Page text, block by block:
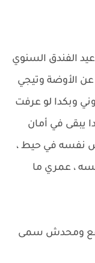
الفندق السنوي
عن الأوضة وتيجي
وبكدا لو عرفت
يبقى في أمان
نفسه في حيط ،
، عمري ما
ومحدش سمى